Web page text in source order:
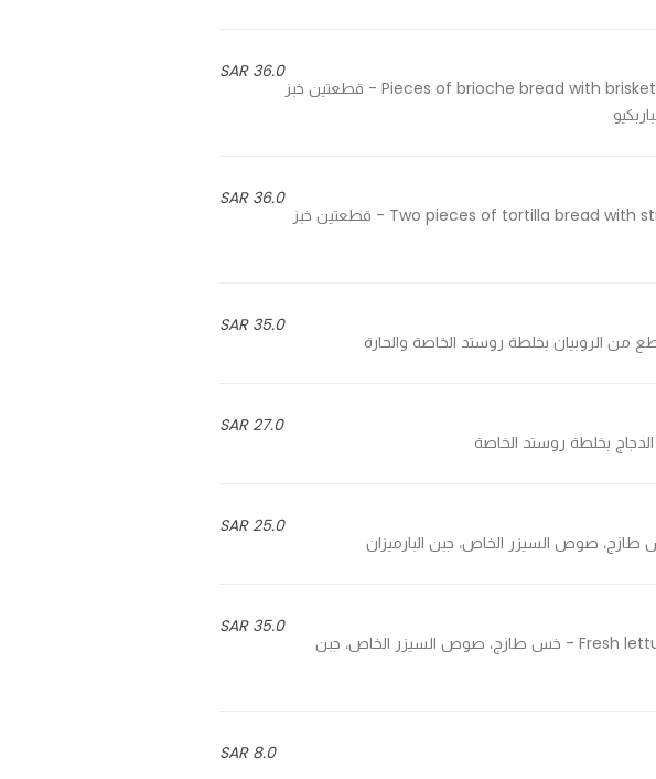
36.0 SAR
2 Pieces of brioche bread with brisket cooked for 8 hours, mushrooms, onions & barbecue sauce - قطعتين خبز
36.0 SAR
Two pieces of tortilla bread with strips of meat striploin with cold peppers & caramelized onions - قطعتين خبز
35.0 SAR
27.0 SAR
25.0 SAR
35.0 SAR
Fresh lettuce, special caesar sauce, parmesan cheese & chicken strips - خس طازج، صوص السيزر الخاص، جبن
8.0 SAR